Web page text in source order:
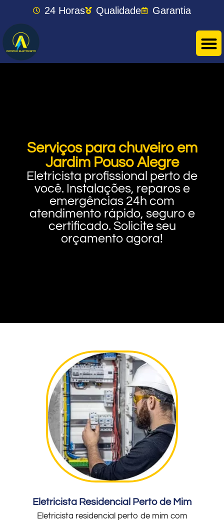
24 Horas Qualidade Garantia
Serviços para chuveiro em
Jardim Pouso Alegre
Eletricista profissional perto de
você. Instalações, reparos e
emergências 24h com
atendimento rápido, seguro e
certificado. Solicite seu
orçamento agora!
Eletricista Residencial Perto de Mim
Eletricista residencial perto de mim com